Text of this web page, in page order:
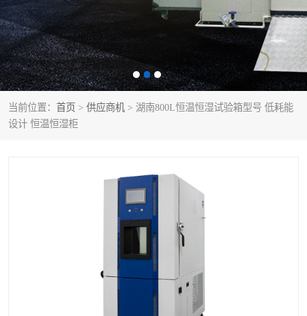
当前位置： 首页 > 供应商机 > 湖南800L恒温恒湿试验箱型号 低耗能
设计 恒温恒湿柜